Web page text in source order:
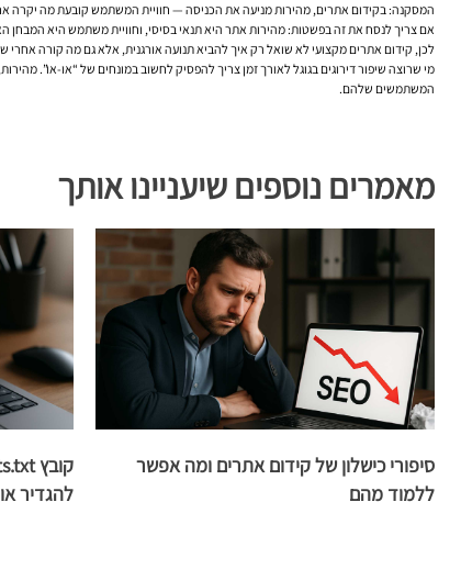
המסקנה: בקידום אתרים, מהירות מניעה את הכניסה — חוויית המשתמש קובעת מה יקרה
אם צריך לנסח את זה בפשטות: מהירות אתר היא תנאי בסיסי, וחוויית משתמש היא
לכן, קידום אתרים מקצועי לא שואל רק איך להביא תנועה אורגנית, אלא גם מה קורה
המשתמשים שלהם.
מאמרים נוספים שיעניינו אותך
סיפורי כישלון של קידום אתרים ומה אפשר
ללמוד מהם
להגדיר